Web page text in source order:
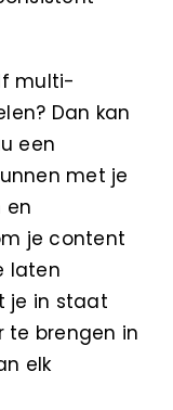
multi-
Dan kan
een
met je
en
je content
laten
je in staat
te brengen in
elk